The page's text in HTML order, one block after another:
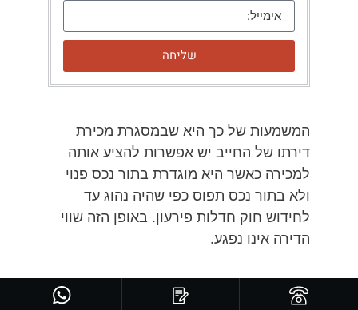
שליחה
המשמעות של כך היא שבמסגרת מכירת
דירתו של החייב יש אפשרות להציע אותה
למכירה כאשר היא מוגדרת בתור נכס פנוי
ולא בתור נכס תפוס כפי שהיה נהוג עד
לחידוש חוק חדלות פירעון. באופן הזה שווי
הדירה אינו נפגע.
*הבהרה: האמור הינו בגדר מידע כללי